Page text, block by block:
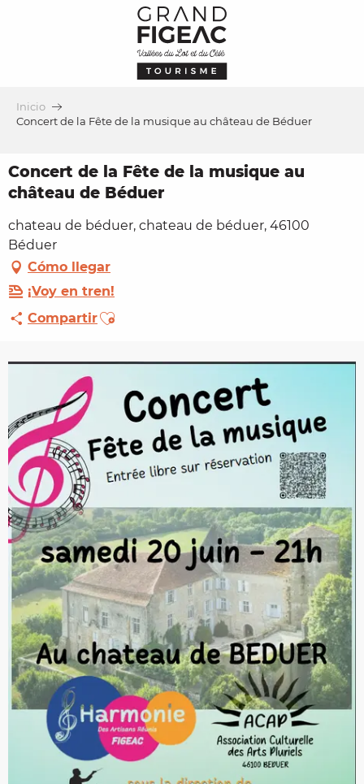
Inicio
Concert de la Fête de la musique au château de Béduer
Concert de la Fête de la musique au
château de Béduer
chateau de béduer, chateau de béduer, 46100
Béduer
Cómo llegar
¡Voy en tren!
CompartirAjouter aux favoris